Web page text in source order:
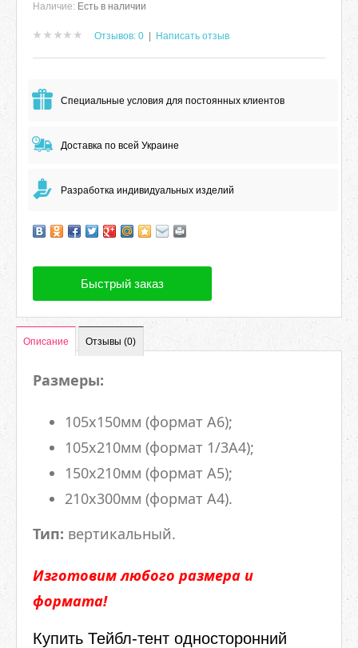
Наличие: Есть в наличии
Отзывов: 0 Написать отзыв
Специальные условия для постоянных клиентов
Доставка по всей Украине
Разработка индивидуальных изделий
Быстрый заказ
Описание Отзывы (0)
Размеры:
105х150мм (формат А6);
105х210мм (формат 1/3А4);
150х210мм (формат А5);
210х300мм (формат А4).
Тип: вертикальный.
Изготовим любого размера и
формата!
Купить Тейбл-тент односторонний